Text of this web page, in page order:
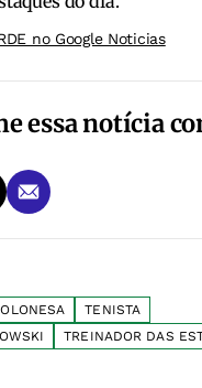
no Google Noticias
essa notícia
TENISTA
TREINADOR DAS